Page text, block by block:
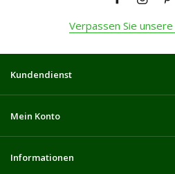
Verpassen Sie
Kundendienst
Mein Konto
Informationen